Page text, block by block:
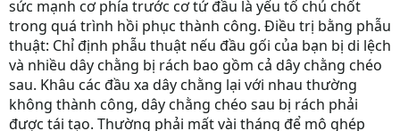
sức mạnh cơ phía trước cơ tứ đầu là yếu tố chủ chốt
trong quá trình hồi phục thành công. Điều trị bằng phẫu
thuật: Chỉ định phẫu thuật nếu đầu gối của bạn bị di lệch
và nhiều dây chằng bị rách bao gồm cả dây chằng chéo
sau. Khâu các đầu xa dây chằng lại với nhau thường
không thành công, dây chằng chéo sau bị rách phải
được tái tạo. Thường phải mất vài tháng để mô ghép